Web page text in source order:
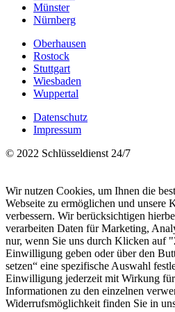
Münster
Nürnberg
Oberhausen
Rostock
Stuttgart
Wiesbaden
Wuppertal
Datenschutz
Impressum
© 2022 Schlüsseldienst 24/7
Wir nutzen Cookies, um Ihnen die
Webseite zu ermöglichen und unsere
verbessern. Wir berücksichtigen
verarbeiten Daten für Marketing,
nur, wenn Sie uns durch Klicken auf
Einwilligung geben oder über den
setzen“ eine spezifische Auswahl
Einwilligung jederzeit mit Wirkung
Informationen zu den einzelnen
Widerrufsmöglichkeit finden Sie in